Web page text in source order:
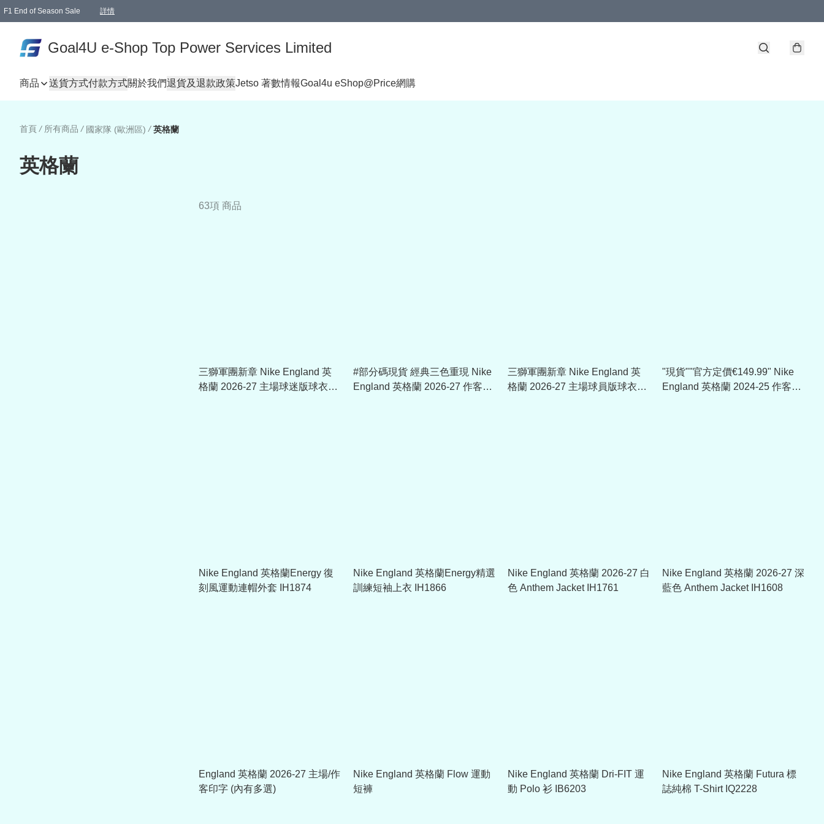
F1 End of Season Sale 詳情
Goal4U e-Shop Top Power Services Limited
商品 送貨方式付款方式關於我們退貨及退款政策Jetso 著數情報Goal4u eShop@Price網購
首頁 / 所有商品 / 國家隊 (歐洲區) / 英格蘭
英格蘭
63項 商品
三獅軍團新章 Nike England 英
格蘭 2026-27 主場球迷版球衣
#部分碼現貨 經典三色重現 Nike
England 英格蘭 2026-27 作客球
三獅軍團新章 Nike England 英
格蘭 2026-27 主場球員版球衣
"現貨""官方定價€149.99" Nike
England 英格蘭 2024-25 作客球
Nike England 英格蘭Energy 復
刻風運動連帽外套 IH1874
Nike England 英格蘭Energy精選
訓練短袖上衣 IH1866
Nike England 英格蘭 2026-27 白
色 Anthem Jacket IH1761
Nike England 英格蘭 2026-27 深
藍色 Anthem Jacket IH1608
England 英格蘭 2026-27 主場/作
客印字 (內有多選)
Nike England 英格蘭 Flow 運動
短褲
Nike England 英格蘭 Dri-FIT 運
動 Polo 衫 IB6203
Nike England 英格蘭 Futura 標
誌純棉 T-Shirt IQ2228